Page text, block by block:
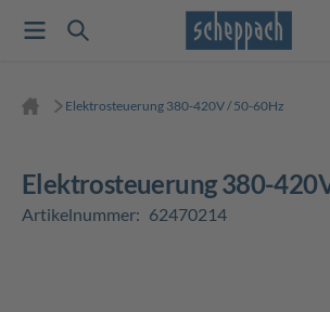
Elektrosteuerung 380-420V / 50-60Hz
Elektrosteuerung 380-
Artikelnummer: 62470214